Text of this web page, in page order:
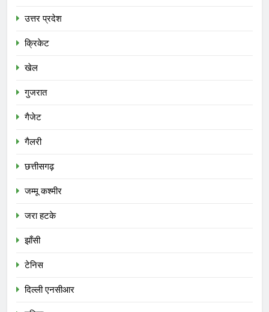
उत्तर प्रदेश
क्रिकेट
खेल
गुजरात
गैजेट
गैलरी
छत्तीसगढ़
जम्मू कश्मीर
जरा हटके
झाँसी
टेनिस
दिल्ली एनसीआर